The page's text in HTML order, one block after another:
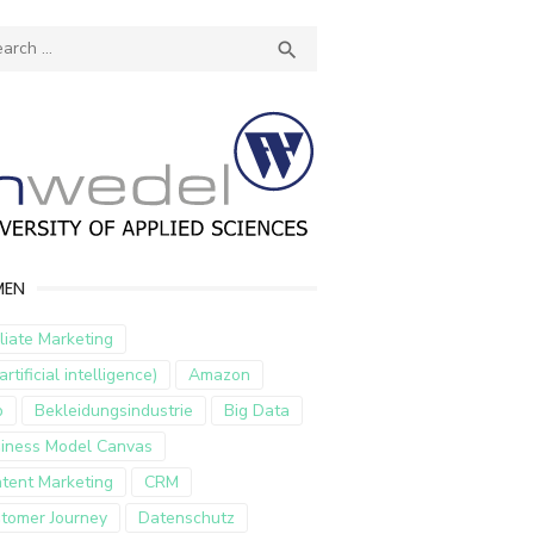

Marketing
intelligence)
Amazon
Bekleidungsindustrie
Big Data
Model Canvas
Marketing
CRM
Journey
Datenschutz